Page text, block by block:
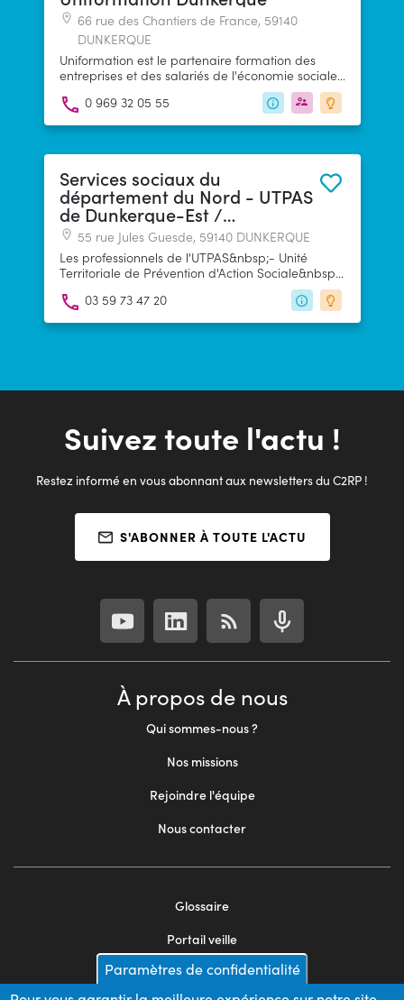
66 rue des Chantiers de France, 59140
DUNKERQUE
Uniformation est le partenaire formation des
entreprises et des salariés de l'économie sociale,
de l'habitat social et de la protection sociale.
0 969 32 05 55
Services sociaux du
département du Nord - UTPAS
de Dunkerque-Est /
Hondschoote
55 rue Jules Guesde, 59140 DUNKERQUE
Les professionnels de l'UTPAS&nbsp;- Unité
Territoriale de Prévention d'Action Sociale&nbsp;-
sont là pour rechercher avec vous les réponses
adaptées à votre situation&nbsp;: relations avec
les administrations, conseils et aides dans la
logement, santé...
03 59 73 47 20
Suivez toute l'actu !
Restez informé en vous abonnant aux newsletters du C2RP !
S'ABONNER À TOUTE L'ACTU
À propos de nous
Qui sommes-nous ?
Nos missions
Rejoindre l'équipe
Nous contacter
Glossaire
Portail veille
Mentions légales
Paramètres de confidentialité